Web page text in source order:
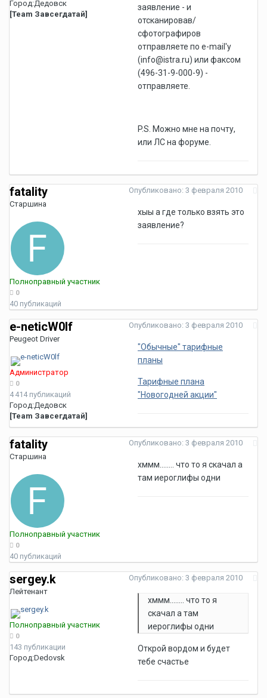
Город:Дедовск
[Team Завсегдатай]
заявление - и
отсканировав/
сфотографиров
отправляете по e-mail'у
(info@istra.ru) или факсом
(496-31-9-000-9) -
отправляете.
P.S. Можно мне на почту,
или ЛС на форуме.
fatality
Старшина
Полноправный участник
0
40 публикаций
Опубликовано: 3 февраля 2010
хыы а где только взять это
заявление?
e-neticW0lf
Peugeot Driver
Администратор
0
4 414 публикаций
Город:Дедовск
[Team Завсегдатай]
Опубликовано: 3 февраля 2010
"Обычные" тарифные
планы
Тарифные плана
"Новогодней акции"
fatality
Старшина
Полноправный участник
0
40 публикаций
Опубликовано: 3 февраля 2010
хммм........ что то я скачал а
там иероглифы одни
sergey.k
Лейтенант
Полноправный участник
0
143 публикации
Город:Dedovsk
Опубликовано: 3 февраля 2010
хммм........ что то я
скачал а там
иероглифы одни
Открой вордом и будет
тебе счастье